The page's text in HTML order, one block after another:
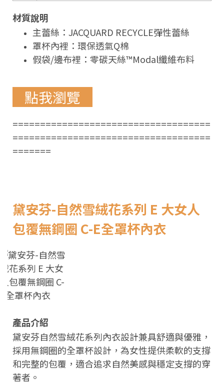
材質說明
主蕾絲：JACQUARD RECYCLE彈性蕾絲
罩杯內裡：環保透氣Q棉
假袋/邊布裡：零碳天絲™Modal纖維布料
點我瀏覽
====================================
====================================
=======
黛安芬-自然雪絨花系列 E 大女人
包覆無鋼圈 C-E全罩杯內衣
產品介紹
黛安芬自然雪絨花系列內衣設計兼具舒適與優雅，
採用無鋼圈的全罩杯設計，為女性提供柔軟的支撐
和完整的包覆，適合追求自然美感與穩定支撐的穿
著者。